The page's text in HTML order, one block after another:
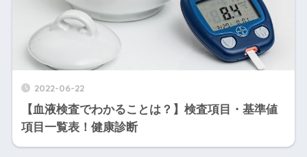
2022-06-22
【血液検査でわかることは？】検査項目・基準値
項目一覧表！健康診断